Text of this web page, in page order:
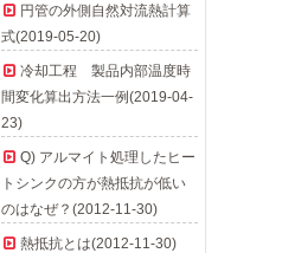
円管の外側自然対流熱計算
式(2019-05-20)
冷却工程 製品内部温度時
間変化算出方法一例(2019-04-
23)
Q) アルマイト処理したヒー
トシンクの方が熱抵抗が低い
のはなぜ？(2012-11-30)
熱抵抗とは(2012-11-30)